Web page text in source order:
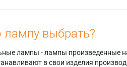
лампу выбрать?
лампы - лампы произведенные
в свои изделия